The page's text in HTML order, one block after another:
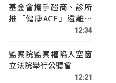
基金會攜手超商、診所
推「健康ACE」遠離疾
12:34
監察院監察權陷入空窗
立法院舉行公聽會
12:21